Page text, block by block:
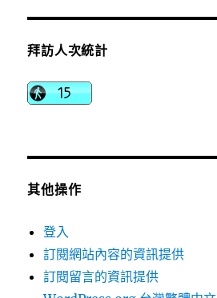
拜訪人次統計
其他操作
登入
訂閱網站內容的資訊提供
訂閱留言的資訊提供